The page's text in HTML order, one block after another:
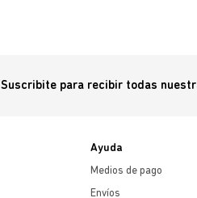
Suscribite para recibir todas
Ayuda
Medios de pago
Envíos